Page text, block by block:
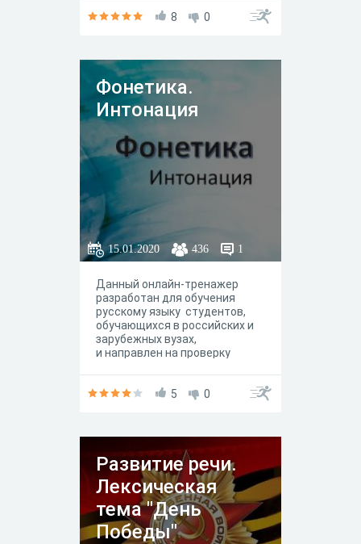
формирование у студентов
компетенций, навыков
самоконтроля и самооценки.
8 0
Фонетика.
Интонация
15.01.2020 436 1
Данный онлайн-тренажер
разработан для обучения
русскому языку студентов,
обучающихся в российских и
зарубежных вузах,
и направлен на проверку
формирование у студентов
компетенций, навыков
самоконтроля и самооценки.
5 0
Развитие речи.
Лексическая
тема "День
Победы"